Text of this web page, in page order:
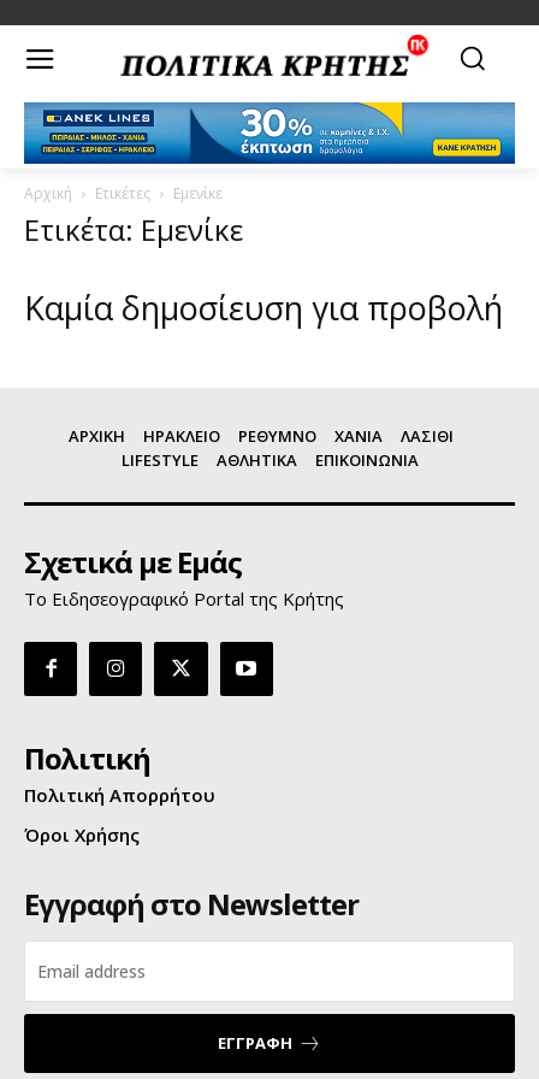
Αρχική Ετικέτες Εμενίκε
Ετικέτα: Εμενίκε
Καμία δημοσίευση για προβολή
ΑΡΧΙΚΗ ΗΡΑΚΛΕΙΟ ΡΕΘΥΜΝΟ ΧΑΝΙΑ
ΛΑΣΙΘΙ
LIFESTYLE
ΑΘΛΗΤΙΚΑ ΕΠΙΚΟΙΝΩΝΙΑ
Σχετικά με Εμάς
Το Ειδησεογραφικό Portal της Κρήτης
Πολιτική
Πολιτική Απορρήτου
Όροι Χρήσης
Εγγραφή στο Newsletter
ΕΓΓΡΑΦΗ